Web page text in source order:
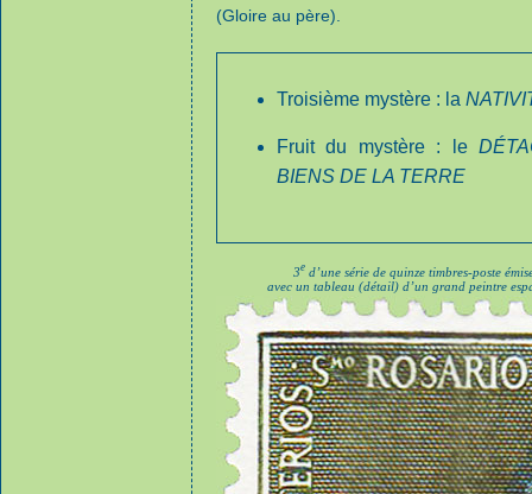
(Gloire au père).
Troisième mystère : la
Fruit du mystère : le
BIENS DE LA TERRE
3e d’une série de quinze timbres-poste
avec un tableau (détail) d’un grand peintre